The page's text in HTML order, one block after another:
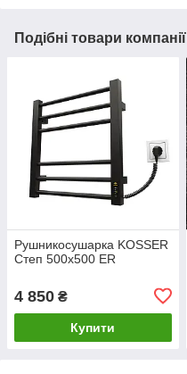
Подібні товари компанії
Рушникосушарка KOSSER
Степ 500х500 ER
4 850 ₴
Купити